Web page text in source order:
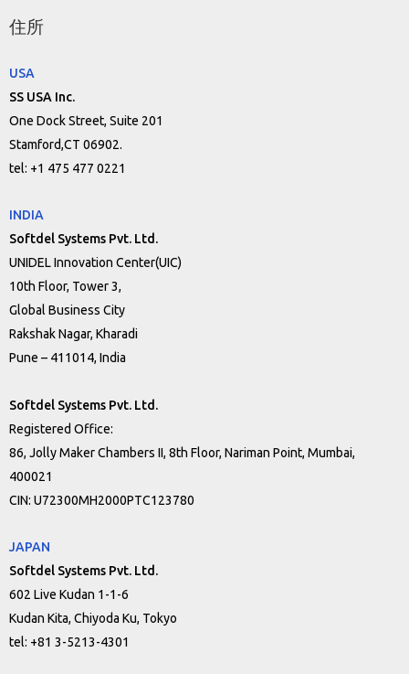
住所
USA
SS USA Inc.
One Dock Street, Suite 201
Stamford,CT 06902.
tel: +1 475 477 0221
INDIA
Softdel Systems Pvt. Ltd.
UNIDEL Innovation Center(UIC)
10th Floor, Tower 3,
Global Business City
Rakshak Nagar, Kharadi
Pune – 411014, India
Softdel Systems Pvt. Ltd.
Registered Office:
86, Jolly Maker Chambers II, 8th Floor, Nariman Point, Mumbai,
400021
CIN: U72300MH2000PTC123780
JAPAN
Softdel Systems Pvt. Ltd.
602 Live Kudan 1-1-6
Kudan Kita, Chiyoda Ku, Tokyo
tel: +81 3-5213-4301